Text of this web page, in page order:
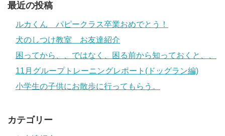
最近の投稿
ルカくん パピークラス卒業おめでとう！
犬のしつけ教室 お友達紹介
困ってから、、ではなく、困る前から知っておくと、、
11月グループトレーニングレポート(ドッグラン編)
小学生の子供にお散歩に行ってもらう。
カテゴリー